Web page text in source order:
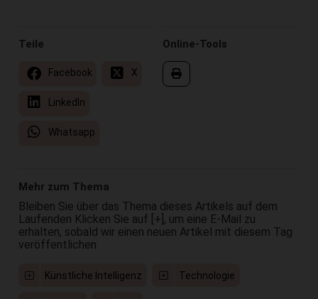
Online-Tools
Teile
Facebook X
LinkedIn
Whatsapp
Mehr zum Thema
Bleiben Sie über das Thema dieses Artikels auf dem
Laufenden Klicken Sie auf [+], um eine E-Mail zu
erhalten, sobald wir einen neuen Artikel mit diesem Tag
veröffentlichen
Künstliche Intelligenz Technologie